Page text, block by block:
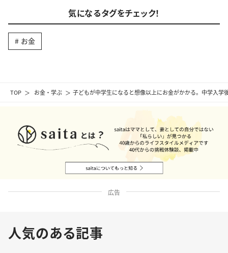
TOP お金・学ぶ 子どもが中学生になると想像以上にお金がかかる。中学入学
気になるタグをチェック！
お金
広告
人気のある記事